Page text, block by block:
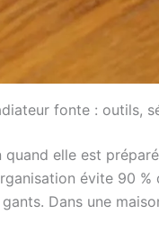
fonte : outils,
quand elle est
évite 90
Dans une